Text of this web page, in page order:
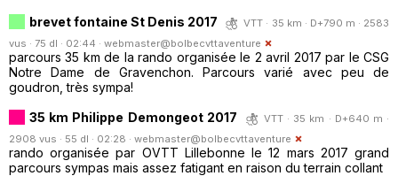
brevet fontaine St Denis 2017
VTT · 35 km · D+790 m · 2583
vus · 75 dl · 02:44 · webmaster@bolbecvttaventure
parcours 35 km de la rando organisée le 2 avril 2017 par le CSG
Notre Dame de Gravenchon. Parcours varié avec peu de
goudron, très sympa!
35 km Philippe Demongeot 2017
VTT · 35 km · D+640 m ·
2908 vus · 55 dl · 02:28 · webmaster@bolbecvttaventure
rando organisée par OVTT Lillebonne le 12 mars 2017 grand
parcours sympas mais assez fatigant en raison du terrain collant